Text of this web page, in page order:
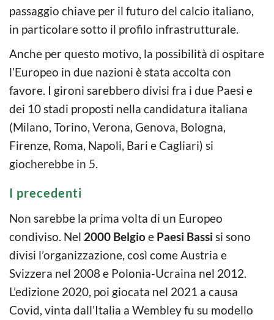
passaggio chiave per il futuro del calcio italiano,
in particolare sotto il profilo infrastrutturale.
Anche per questo motivo, la possibilità di ospitare
l’Europeo in due nazioni è stata accolta con
favore. I gironi sarebbero divisi fra i due Paesi e
dei 10 stadi proposti nella candidatura italiana
(Milano, Torino, Verona, Genova, Bologna,
Firenze, Roma, Napoli, Bari e Cagliari) si
giocherebbe in 5.
I precedenti
Non sarebbe la prima volta di un Europeo
condiviso. Nel 2000 Belgioe Paesi Bassi si sono
divisi l’organizzazione, così come Austria e
Svizzera nel 2008 e Polonia-Ucraina nel 2012.
L’edizione 2020, poi giocata nel 2021 a causa
Covid, vinta dall’Italia a Wembley fu su modello